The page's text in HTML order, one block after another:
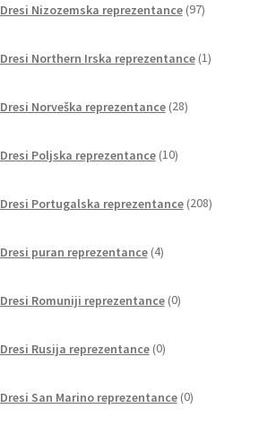
Dresi Nizozemska reprezentance 97izdelkov
Dresi Northern Irska reprezentance 1izdelek
Dresi Norveška reprezentance 28izdelkov
Dresi Poljska reprezentance 10izdelkov
Dresi Portugalska reprezentance 208izdelkov
Dresi puran reprezentance 4izdelki
Dresi Romuniji reprezentance 0izdelkov
Dresi Rusija reprezentance 0izdelkov
Dresi San Marino reprezentance 0izdelkov